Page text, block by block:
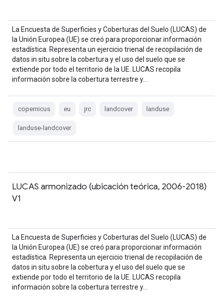
La Encuesta de Superficies y Coberturas del Suelo (LUCAS) de
la Unión Europea (UE) se creó para proporcionar información
estadística. Representa un ejercicio trienal de recopilación de
datos in situ sobre la cobertura y el uso del suelo que se
extiende por todo el territorio de la UE. LUCAS recopila
información sobre la cobertura terrestre y…
copernicus eu jrc landcover landuse
landuse-landcover
LUCAS armonizado (ubicación teórica, 2006-2018)
V1
La Encuesta de Superficies y Coberturas del Suelo (LUCAS) de
la Unión Europea (UE) se creó para proporcionar información
estadística. Representa un ejercicio trienal de recopilación de
datos in situ sobre la cobertura y el uso del suelo que se
extiende por todo el territorio de la UE. LUCAS recopila
información sobre la cobertura terrestre y…